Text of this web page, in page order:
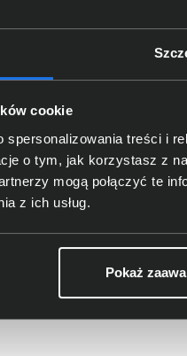
cookie
treści i
o tym, jak korzystasz z
mogą połączyć te
z ich usług.
Pokaż
Windows 11 Pro
FQC-10544
749,00
netto: 608,94 zł